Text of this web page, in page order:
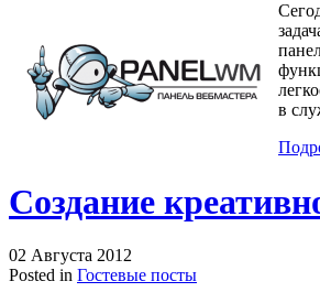
в
Создание
02 Августа 2012
Posted in Гостевые посты